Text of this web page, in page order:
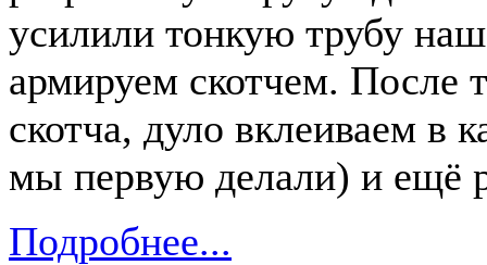
усилили тонкую трубу
армируем скотчем. После
скотча, дуло вклеиваем в
мы первую делали) и ещё
Подробнее...